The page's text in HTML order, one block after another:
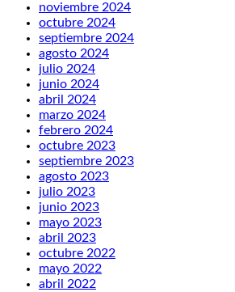
noviembre 2024
octubre 2024
septiembre 2024
agosto 2024
julio 2024
junio 2024
abril 2024
marzo 2024
febrero 2024
octubre 2023
septiembre 2023
agosto 2023
julio 2023
junio 2023
mayo 2023
abril 2023
octubre 2022
mayo 2022
abril 2022